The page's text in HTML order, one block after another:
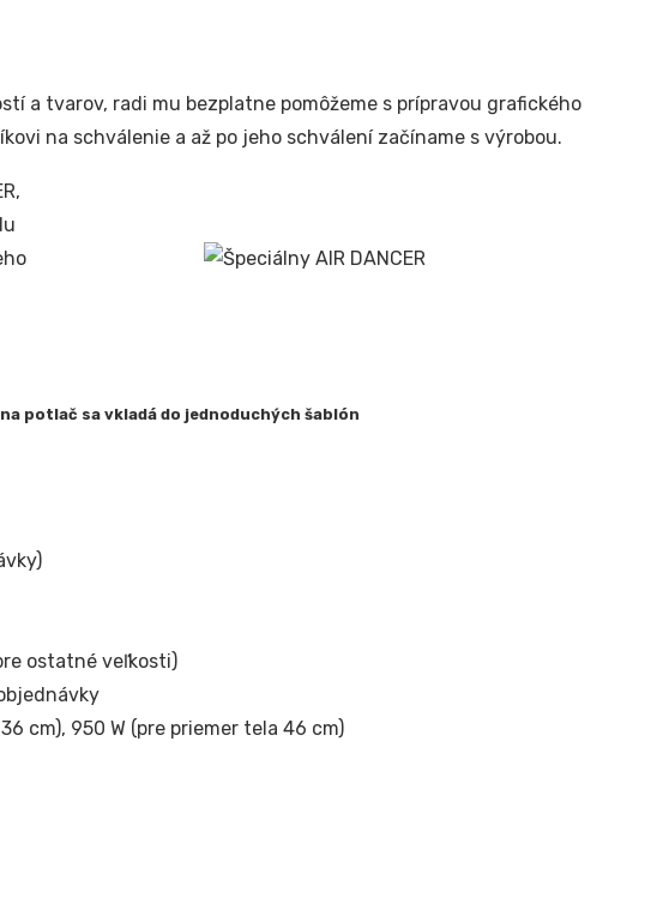
a tvarov, radi mu bezplatne pomôžeme s prípravou grafického
na schválenie a až po jeho schválení začíname s výrobou.
potlač sa vkladá do jednoduchých šablón
ostatné veľkosti)
cm), 950 W (pre priemer tela 46 cm)